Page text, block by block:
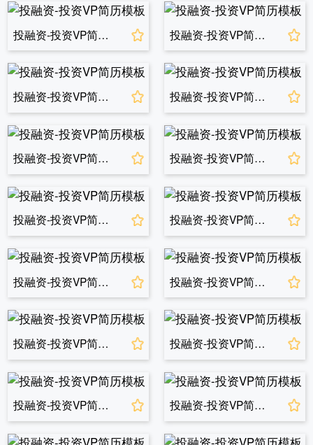
投融资-投资VP简历模板 投融资-投资VP简历模板
投融资-投资VP简历模板 投融资-投资VP简历模板
投融资-投资VP简历模板 投融资-投资VP简历模板
投融资-投资VP简历模板 投融资-投资VP简历模板
投融资-投资VP简历模板 投融资-投资VP简历模板
投融资-投资VP简历模板 投融资-投资VP简历模板
投融资-投资VP简历模板 投融资-投资VP简历模板